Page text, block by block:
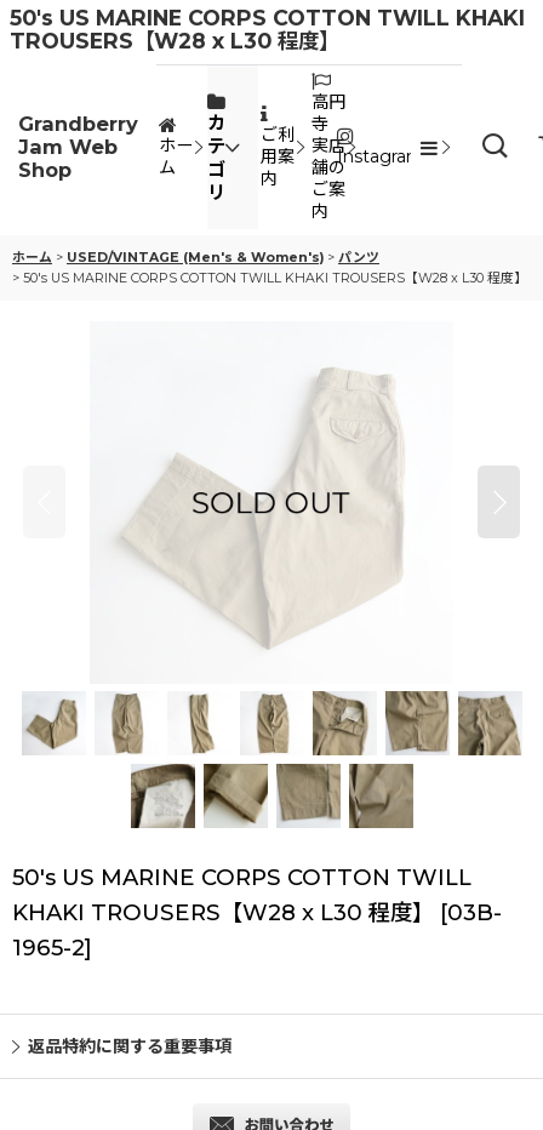
50's US MARINE CORPS COTTON TWILL KHAKI
TROUSERS【W28 x L30 程度】
Grandberry
Jam Web
Shop
ホー
ム
カ
テ
ゴ
リ
ご利
用案
内
高円
寺
実店
舗の
ご案
内
Instagram
ホーム > USED/VINTAGE (Men's & Women's) > パンツ
> 50's US MARINE CORPS COTTON TWILL KHAKI TROUSERS【W28 x L30 程度】
50's US MARINE CORPS COTTON TWILL
KHAKI TROUSERS【W28 x L30 程度】
[03B-
1965-2]
返品特約に関する重要事項